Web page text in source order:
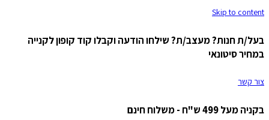
Skip to content
בעל/ת חנות? מעצב/ת? שילחו הודעה וקבלו קוד קופון לקנייה
במחיר סיטונאי
צור קשר
בקניה מעל 499 ש"ח - משלוח חינם